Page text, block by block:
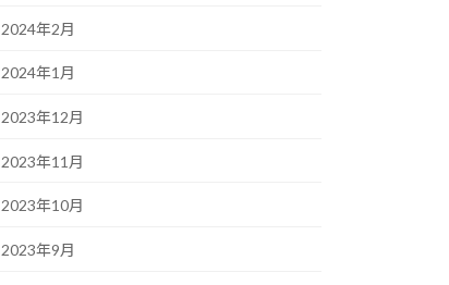
2024年2月
2024年1月
2023年12月
2023年11月
2023年10月
2023年9月